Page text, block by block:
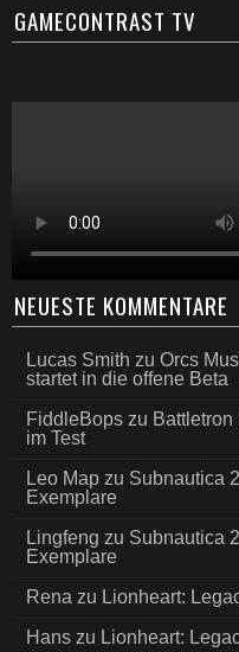
GAMECONTRAST TV
NEUESTE KOMMENTARE
Lucas Smith zu Orcs
startet in die offene Beta
FiddleBops zu
im Test
Leo Map zu Subnautica
Exemplare
Lingfeng zu Subnautica
Exemplare
Rena zu Lionheart:
Hans zu Lionheart: